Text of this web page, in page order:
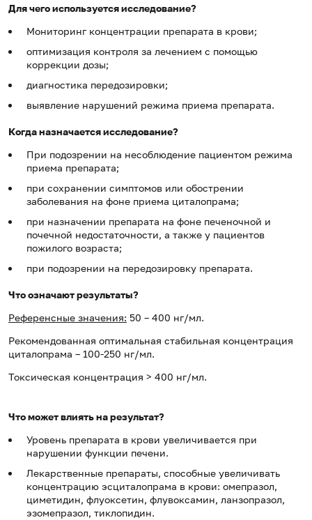
Для чего используется исследование?
Мониторинг концентрации препарата в крови;
оптимизация контроля за лечением с помощью
коррекции дозы;
диагностика передозировки;
выявление нарушений режима приема препарата.
Когда назначается исследование?
При подозрении на несоблюдение пациентом режима
приема препарата;
при сохранении симптомов или обострении
заболевания на фоне приема циталопрама;
при назначении препарата на фоне печеночной и
почечной недостаточности, а также у пациентов
пожилого возраста;
при подозрении на передозировку препарата.
Что означают результаты?
Референсные значения: 50 – 400 нг/мл.
Рекомендованная оптимальная стабильная концентрация
циталопрама – 100-250 нг/мл.
Токсическая концентрация > 400 нг/мл.
Что может влиять на результат?
Уровень препарата в крови увеличивается при
нарушении функции печени.
Лекарственные препараты, способные увеличивать
концентрацию эсциталопрама в крови: омепразол,
циметидин, флуоксетин, флувоксамин, ланзопразол,
эзомепразол, тиклопидин.